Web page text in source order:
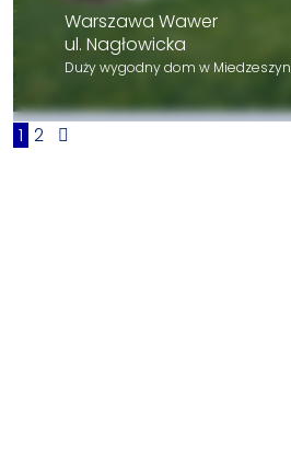
Warszawa Wawer
ul. Nagłowicka
Duży wygodny dom w
1 2